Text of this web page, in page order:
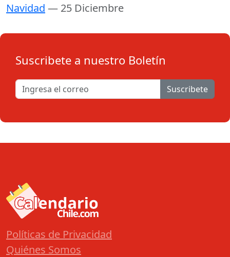
Navidad — 25 Diciembre
Suscribete a nuestro Boletín
Suscribete
Políticas de Privacidad
Quiénes Somos